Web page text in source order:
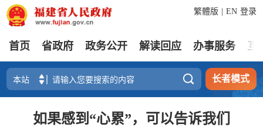
登录
繁體版 EN
首页 省政府 政务公开 解读回应 办事服务 互
 长者模式
如果感到“心累”，可以告诉我们